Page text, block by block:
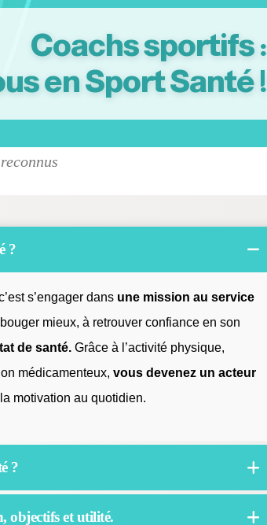
Coachs sportifs :
en Sport Santé !
?
s’engager dans une mission au service
mieux, à retrouver confiance en son
de santé. Grâce à l’activité physique,
médicamenteux, vous devenez un acteur
motivation au quotidien.
?
objectifs et utilité.